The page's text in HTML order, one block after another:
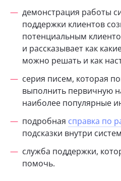
демонстрация работы
поддержки клиентов
потенциальным
и рассказывает как
можно решать и как
серия писем, которая
выполнить первичную
наиболее популярные
подробная справка по
подсказки внутри
служба поддержки,
помочь.